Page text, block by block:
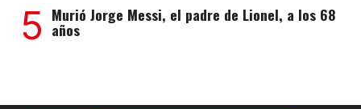
5 Murió Jorge Messi, el padre de Lionel, a los 68
años